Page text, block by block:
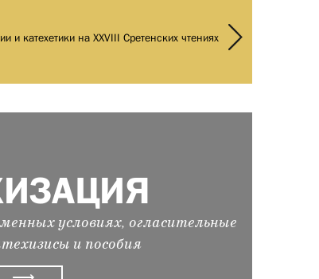
и катехетики на XXVIII Сретенских чтениях
условиях, огласительные
и пособия